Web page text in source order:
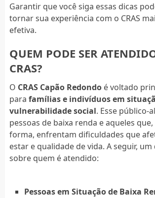
Garantir que você siga essas dicas
tornar sua experiência com o CRAS
efetiva.
QUEM PODE SER
CRAS?
O CRAS Capão Redondoé voltado
para famílias e indivíduos em
vulnerabilidade social. Esse público-
pessoas de baixa renda e aqueles
forma, enfrentam dificuldades que
estar e qualidade de vida. A seguir,
sobre quem é atendido:
Pessoas em Situação de Baixa